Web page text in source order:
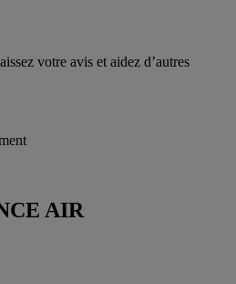
votre avis et aidez d’autres
AIR